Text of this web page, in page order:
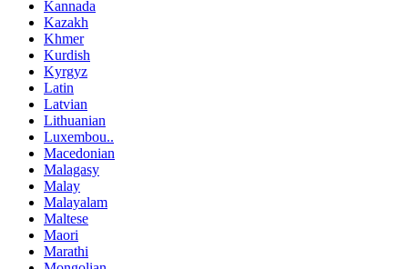
Kannada
Kazakh
Khmer
Kurdish
Kyrgyz
Latin
Latvian
Lithuanian
Luxembou..
Macedonian
Malagasy
Malay
Malayalam
Maltese
Maori
Marathi